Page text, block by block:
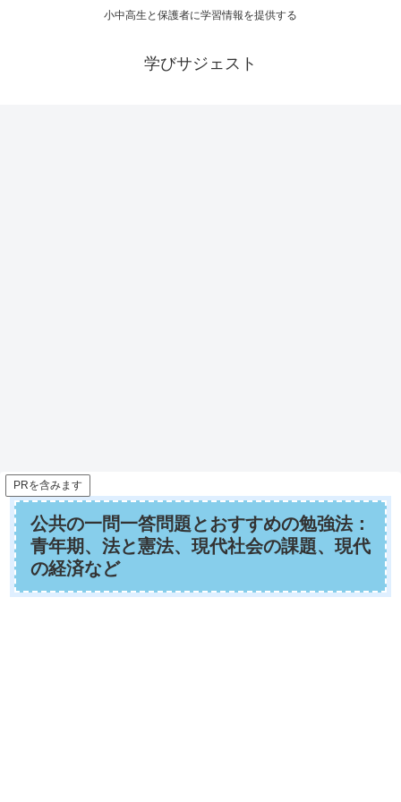
小中高生と保護者に学習情報を提供する
学びサジェスト
PRを含みます
公共の一問一答問題とおすすめの勉強法：
青年期、法と憲法、現代社会の課題、現代
の経済など